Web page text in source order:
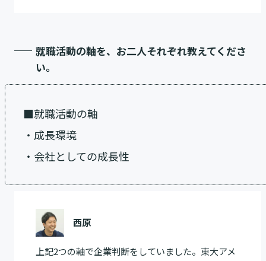
就職活動の軸を、お二人それぞれ教えてくださ
い。
■就職活動の軸
・成長環境
・会社としての成長性
西原
上記2つの軸で企業判断をしていました。東大アメ